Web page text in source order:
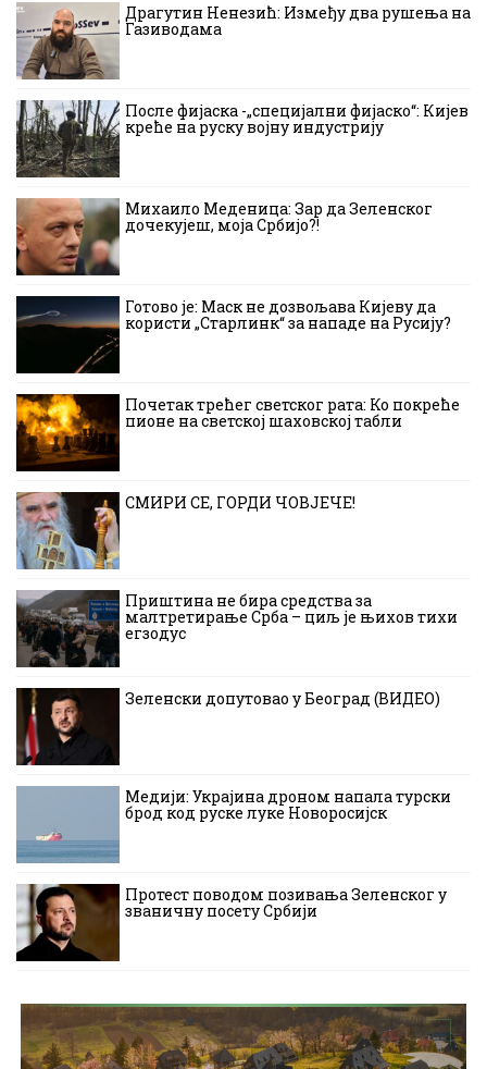
Драгутин Ненезић: Између два рушења на
Газиводама
После фијаска -„специјални фијаско“: Кијев
креће на руску војну индустрију
Михаило Меденица: Зар да Зеленског
дочекујеш, моја Србијо?!
Готово је: Маск не дозвољава Кијеву да
користи „Старлинк“ за нападе на Русију?
Почетак трећег светског рата: Ко покреће
пионе на светској шаховској табли
СМИРИ СЕ, ГОРДИ ЧОВЈЕЧЕ!
Приштина не бира средства за
малтретирање Срба – циљ је њихов тихи
егзодус
Зеленски допутовао у Београд (ВИДЕО)
Медији: Украјина дроном напала турски
брод код руске луке Новоросијск
Протест поводом позивања Зеленског у
званичну посету Србији